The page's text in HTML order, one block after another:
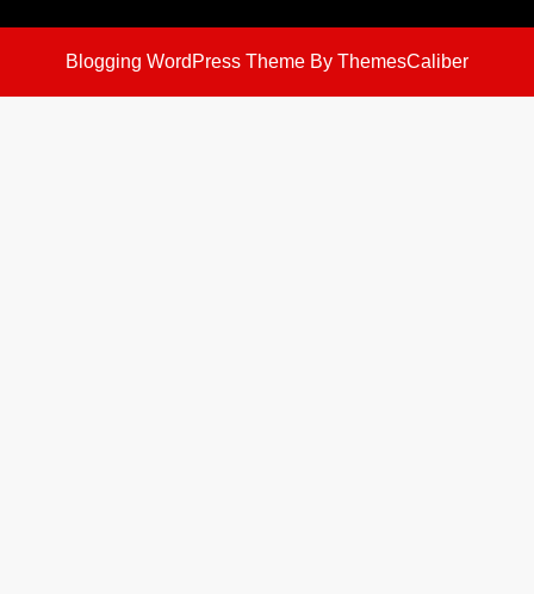
Blogging WordPress Theme By ThemesCaliber